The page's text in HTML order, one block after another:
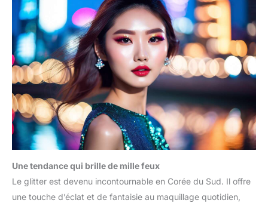
Une tendance qui brille de mille feux
Le glitter est devenu incontournable en Corée du Sud. Il offre
une touche d’éclat et de fantaisie au maquillage quotidien,